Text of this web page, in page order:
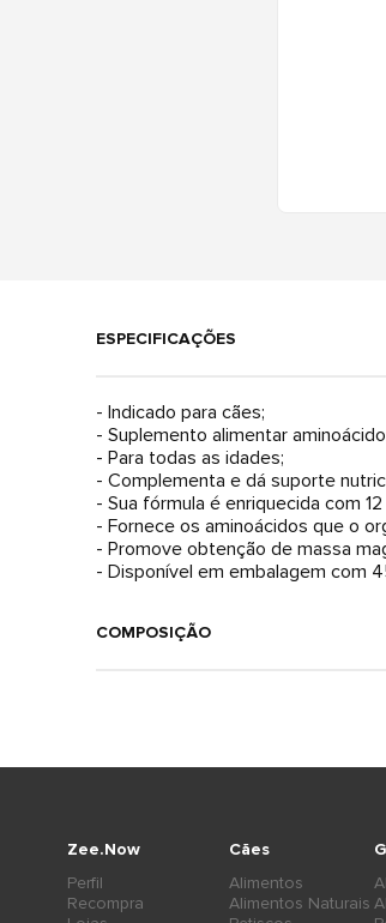
ESPECIFICAÇÕES
- Indicado para cães;
- Suplemento alimentar
- Para todas as idades;
- Complementa e dá suporte
- Sua fórmula é enriquecida com
- Fornece os aminoácidos que o
- Promove obtenção de massa
- Disponível em embalagem com
COMPOSIÇÃO
Cães
Alimentos
Alimentos Naturais
Zee.Now
Perfil
Recompra